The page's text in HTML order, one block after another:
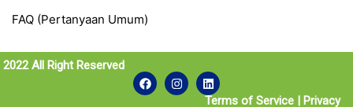
FAQ (Pertanyaan Umum)
All Right Reserved
Terms of Service | Privacy